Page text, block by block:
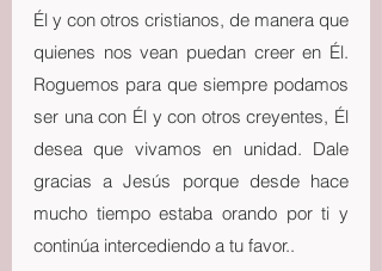
Él y con otros cristianos, de manera que
quienes nos vean puedan creer en Él.
Roguemos para que siempre podamos
ser una con Él y con otros creyentes, Él
desea que vivamos en unidad. Dale
gracias a Jesús porque desde hace
mucho tiempo estaba orando por ti y
continúa intercediendo a tu favor..